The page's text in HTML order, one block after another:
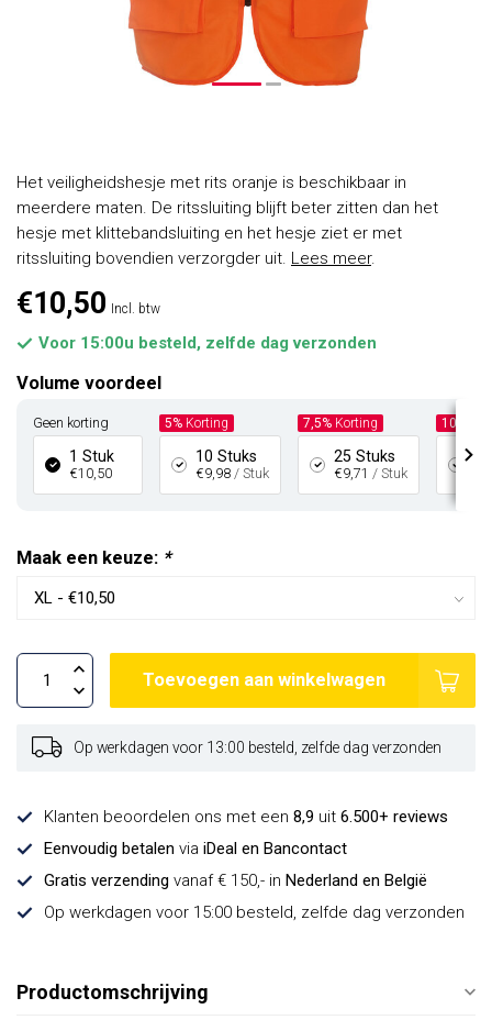
Het veiligheidshesje met rits oranje is beschikbaar in
meerdere maten. De ritssluiting blijft beter zitten dan het
hesje met klittebandsluiting en het hesje ziet er met
ritssluiting bovendien verzorgder uit. Lees meer.
€10,50 Incl. btw
Voor 15:00u besteld, zelfde dag verzonden
Volume voordeel
Geen korting
1 Stuk
€10,50
5% Korting
10 Stuks
€9,98 / Stuk
7,5% Korting
25 Stuks
€9,71 / Stuk
10%
Maak een keuze: *
Toevoegen aan winkelwagen
Op werkdagen voor 13:00 besteld, zelfde dag verzonden
Klanten beoordelen ons met een 8,9 uit 6.500+ reviews
Eenvoudig betalen via iDeal en Bancontact
Gratis verzending vanaf € 150,- in Nederland en België
Op werkdagen voor 15:00 besteld, zelfde dag verzonden
Productomschrijving